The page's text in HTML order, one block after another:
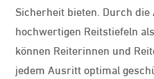
Sicherheit bieten. Durch
hochwertigen Reitstiefeln
können Reiterinnen und
jedem Ausritt optimal